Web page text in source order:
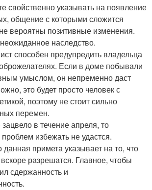
свойственно указывать на появление
общение с которыми сложится
вероятны позитивные изменения.
наследство.
способен предупредить владельца
Если в доме побывали
умыслом, он непременно даст
это будет просто человек с
поэтому не стоит сильно
перемен.
в течение апреля, то
избежать не удастся.
примета указывает на то, что
разрешатся. Главное, чтобы
сдержанность и